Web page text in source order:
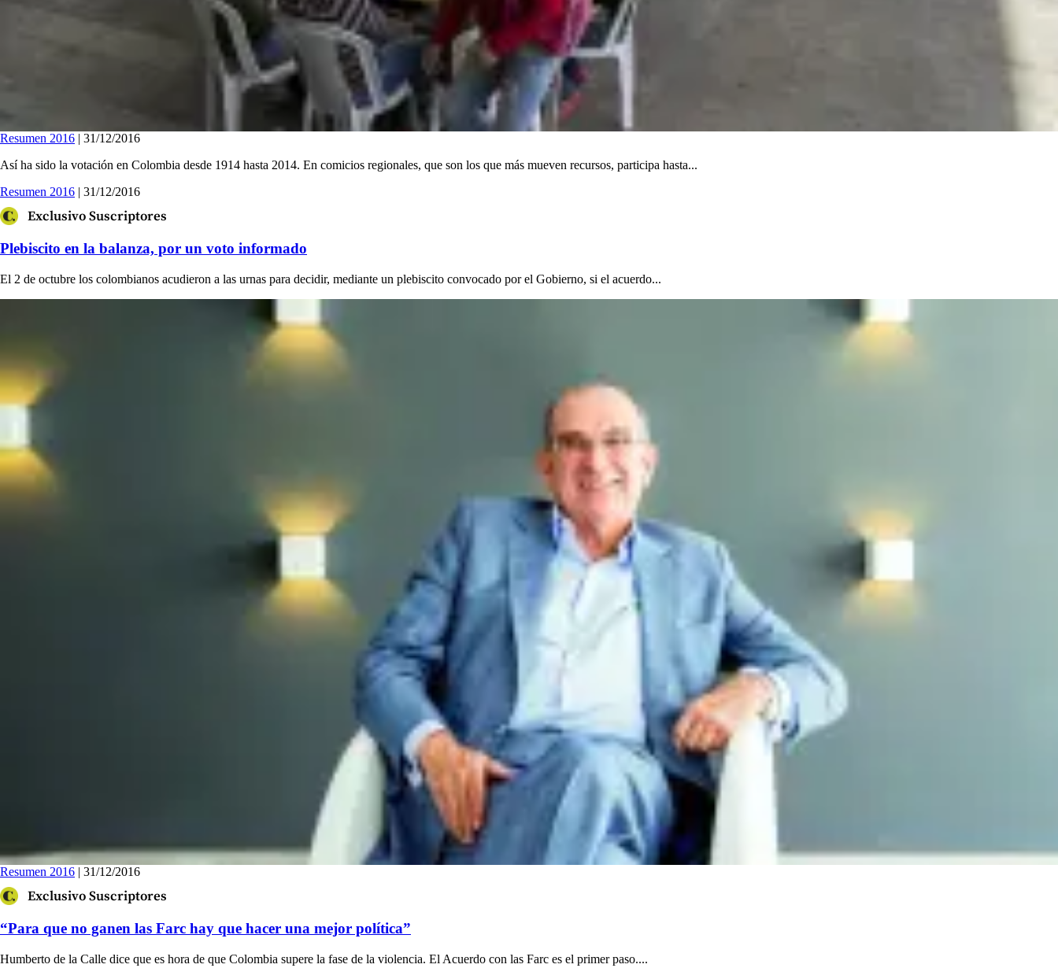
Resumen 2016 | 31/12/2016
Así ha sido la votación en Colombia desde 1914 hasta 2014. En comicios regionales, que son los que más mueven recursos, participa hasta...
Resumen 2016 | 31/12/2016
Exclusivo Suscriptores
Plebiscito en la balanza, por un voto informado
El 2 de octubre los colombianos acudieron a las urnas para decidir, mediante un plebiscito convocado por el Gobierno, si el acuerdo...
Resumen 2016 | 31/12/2016
Exclusivo Suscriptores
“Para que no ganen las Farc hay que hacer una mejor política”
Humberto de la Calle dice que es hora de que Colombia supere la fase de la violencia. El Acuerdo con las Farc es el primer paso....